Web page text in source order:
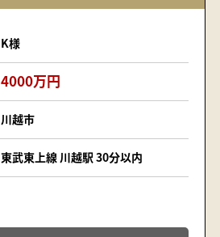
K様
4000万円
川越市
東武東上線 川越駅 30分以内